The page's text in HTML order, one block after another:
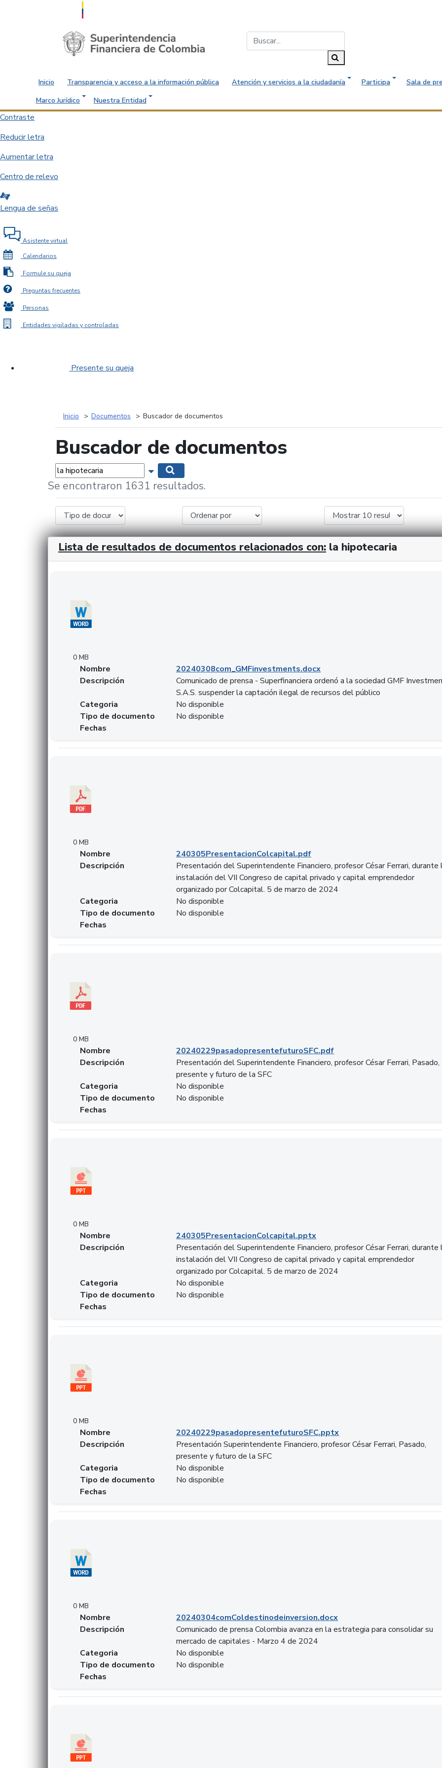
Saltar al contenido principal
Inicio Transparencia y acceso a la información pública Atención y servicios a la ciudadanía Participa
Sala de
Marco Jurídico
Nuestra Entidad
Contraste
Reducir letra
Aumentar letra
Centro de relevo
Lengua de señas
Asistente virtual
Calendarios
Formule su queja
Preguntas frecuentes
Personas
Entidades vigiladas y controladas
Presente su queja
Inicio Documentos Buscador de documentos
Buscador de documentos
Palabras... Mostrar opciones de búsqueda
Se encontraron 1631 resultados.
Lista de resultados de documentos relacionados con: la hipotecaria
0 MB
Nombre
20240308com_GMFinvestments.docx
Descripción
Comunicado de prensa - Superfinanciera ordenó a la sociedad GMF
S.A.S. suspender la captación ilegal de recursos del público
Categoria
No disponible
Tipo de documento
No disponible
Fechas
0 MB
Nombre
240305PresentacionColcapital.pdf
Descripción
Presentación del Superintendente Financiero, profesor César Ferrari, durante
instalación del VII Congreso de capital privado y capital emprendedor
organizado por Colcapital. 5 de marzo de 2024
Categoria
No disponible
Tipo de documento
No disponible
Fechas
0 MB
Nombre
20240229pasadopresentefuturoSFC.pdf
Descripción
Presentación del Superintendente Financiero, profesor César Ferrari, Pasado,
presente y futuro de la SFC
Categoria
No disponible
Tipo de documento
No disponible
Fechas
0 MB
Nombre
240305PresentacionColcapital.pptx
Descripción
Presentación del Superintendente Financiero, profesor César Ferrari, durante
instalación del VII Congreso de capital privado y capital emprendedor
organizado por Colcapital. 5 de marzo de 2024
Categoria
No disponible
Tipo de documento
No disponible
Fechas
0 MB
Nombre
20240229pasadopresentefuturoSFC.pptx
Descripción
Presentación Superintendente Financiero, profesor César Ferrari, Pasado,
presente y futuro de la SFC
Categoria
No disponible
Tipo de documento
No disponible
Fechas
0 MB
Nombre
20240304comColdestinodeinversion.docx
Descripción
Comunicado de prensa Colombia avanza en la estrategia para consolidar su
mercado de capitales - Marzo 4 de 2024
Categoria
No disponible
Tipo de documento
No disponible
Fechas